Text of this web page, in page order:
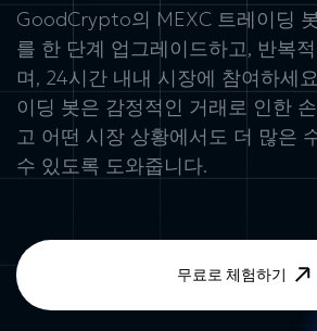
GoodCrypto의 MEXC 트레이딩
를 한 단계 업그레이드하고, 반복
며, 24시간 내내 시장에 참여하세
이딩 봇은 감정적인 거래로 인한
고 어떤 시장 상황에서도 더 많은
수 있도록 도와줍니다.
무료로 체험하기